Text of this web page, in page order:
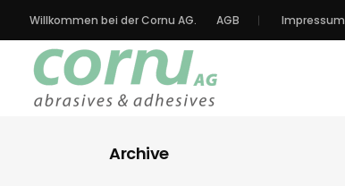
Willkommen bei der Cornu AG. AGB Impressum
Archive